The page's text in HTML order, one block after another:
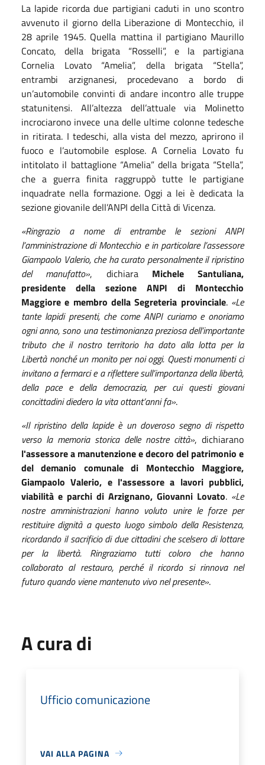
La lapide ricorda due partigiani caduti in uno scontro
avvenuto il giorno della Liberazione di Montecchio, il
28 aprile 1945. Quella mattina il partigiano Maurillo
Concato, della brigata “Rosselli”, e la partigiana
Cornelia Lovato “Amelia”, della brigata “Stella”,
entrambi arzignanesi, procedevano a bordo di
un’automobile convinti di andare incontro alle truppe
statunitensi. All’altezza dell’attuale via Molinetto
incrociarono invece una delle ultime colonne tedesche
in ritirata. I tedeschi, alla vista del mezzo, aprirono il
fuoco e l’automobile esplose. A Cornelia Lovato fu
intitolato il battaglione “Amelia” della brigata “Stella”,
che a guerra finita raggruppò tutte le partigiane
inquadrate nella formazione. Oggi a lei è dedicata la
sezione giovanile dell’ANPI della Città di Vicenza.
«Ringrazio a nome di entrambe le sezioni ANPI
l’amministrazione di Montecchio e in particolare l’assessore
Giampaolo Valerio, che ha curato personalmente il ripristino
del manufatto», dichiara Michele Santuliana,
presidente della sezione ANPI di Montecchio
Maggiore e membro della Segreteria provinciale. «Le
tante lapidi presenti, che come ANPI curiamo e onoriamo
ogni anno, sono una testimonianza preziosa dell’importante
tributo che il nostro territorio ha dato alla lotta per la
Libertà nonché un monito per noi oggi. Questi monumenti ci
invitano a fermarci e a riflettere sull’importanza della libertà,
della pace e della democrazia, per cui questi giovani
concittadini diedero la vita ottant’anni fa».
«Il ripristino della lapide è un doveroso segno di rispetto
verso la memoria storica delle nostre città», dichiarano
l'assessore a manutenzione e decoro del patrimonio e
del demanio comunale di Montecchio Maggiore,
Giampaolo Valerio, e l'assessore a lavori pubblici,
viabilità e parchi di Arzignano, Giovanni Lovato. «Le
nostre amministrazioni hanno voluto unire le forze per
restituire dignità a questo luogo simbolo della Resistenza,
ricordando il sacrificio di due cittadini che scelsero di lottare
per la libertà. Ringraziamo tutti coloro che hanno
collaborato al restauro, perché il ricordo si rinnova nel
futuro quando viene mantenuto vivo nel presente».
A cura di
Ufficio comunicazione
VAI ALLA PAGINA